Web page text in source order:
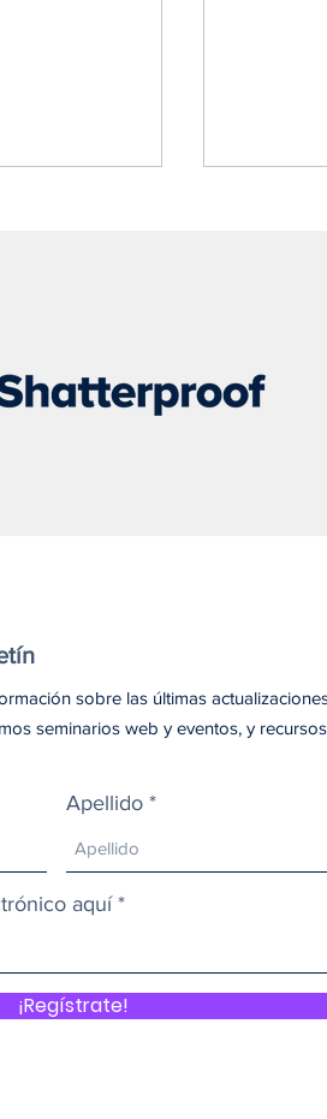
que el
una vida
Melissa
sobre las últimas
seminarios web y eventos, y
Apellido
aquí
¡Regístrate!